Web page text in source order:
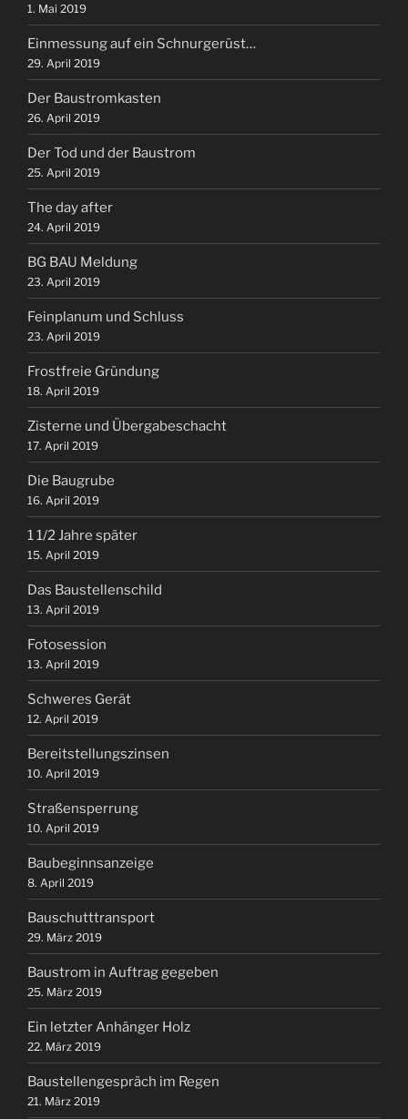
1. Mai 2019
Einmessung auf ein Schnurgerüst…
29. April 2019
Der Baustromkasten
26. April 2019
Der Tod und der Baustrom
25. April 2019
The day after
24. April 2019
BG BAU Meldung
23. April 2019
Feinplanum und Schluss
23. April 2019
Frostfreie Gründung
18. April 2019
Zisterne und Übergabeschacht
17. April 2019
Die Baugrube
16. April 2019
1 1/2 Jahre später
15. April 2019
Das Baustellenschild
13. April 2019
Fotosession
13. April 2019
Schweres Gerät
12. April 2019
Bereitstellungszinsen
10. April 2019
Straßensperrung
10. April 2019
Baubeginnsanzeige
8. April 2019
Bauschutttransport
29. März 2019
Baustrom in Auftrag gegeben
25. März 2019
Ein letzter Anhänger Holz
22. März 2019
Baustellengespräch im Regen
21. März 2019